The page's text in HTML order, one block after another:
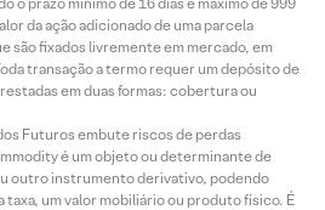
da ação adicionado de uma parcela
são fixados livremente em mercado, em
transação a termo requer um depósito de
em duas formas: cobertura ou
Futuros embute riscos de perdas
é um objeto ou determinante de
outro instrumento derivativo, podendo
um valor mobiliário ou produto físico. É